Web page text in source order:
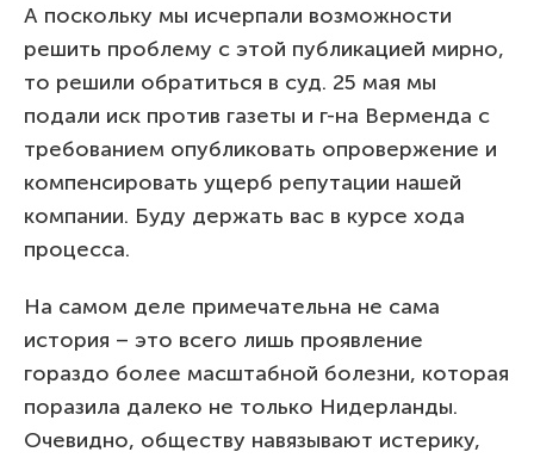
А поскольку мы исчерпали возможности
решить проблему с этой публикацией мирно,
то решили обратиться в суд. 25 мая мы
подали иск против газеты и г-на Верменда с
требованием опубликовать опровержение и
компенсировать ущерб репутации нашей
компании. Буду держать вас в курсе хода
процесса.
На самом деле примечательна не сама
история – это всего лишь проявление
гораздо более масштабной болезни, которая
поразила далеко не только Нидерланды.
Очевидно, обществу навязывают истерику,